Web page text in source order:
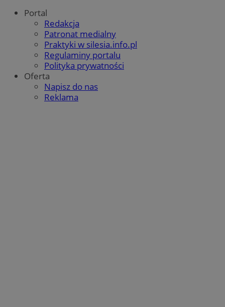
Portal
Redakcja
Patronat medialny
Praktyki w silesia.info.pl
Regulaminy portalu
Polityka prywatności
Oferta
Napisz do nas
Reklama